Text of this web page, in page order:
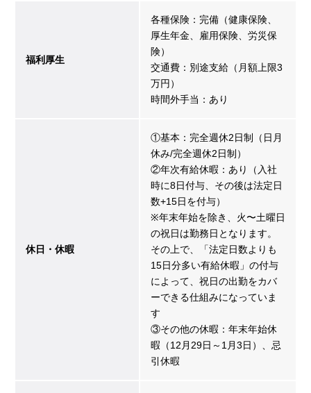
福利厚生
各種保険：完備（健康保険、
厚生年金、雇用保険、労災保
険）
交通費：別途支給（月額上限3
万円）
時間外手当：あり
休日・休暇
①基本：完全週休2日制（日月
休み/完全週休2日制）
②年次有給休暇：あり（入社
時に8日付与、その後は法定日
数+15日を付与）
※年末年始を除き、火〜土曜日
の祝日は勤務日となります。
その上で、「法定日数よりも
15日分多い有給休暇」の付与
によって、祝日の出勤をカバ
ーできる仕組みになっていま
す
③その他の休暇：年末年始休
暇（12月29日～1月3日）、忌
引休暇